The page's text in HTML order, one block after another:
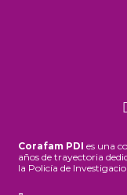
Corafam PDI es una
años de trayectoria
la Policía de